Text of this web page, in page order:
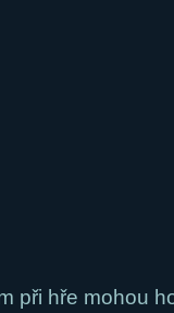
při hře mohou